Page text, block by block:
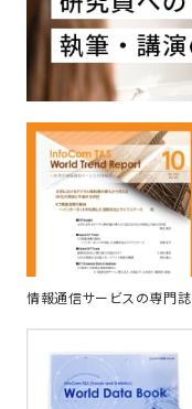
情報通信サービスの専門誌